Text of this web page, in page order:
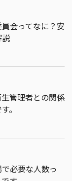
会ってなに？安
説
生管理者との関係
。
必要な人数っ